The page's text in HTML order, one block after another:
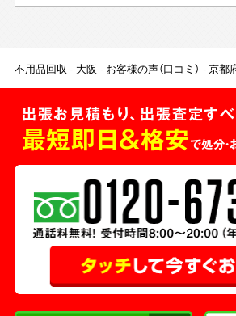
不用品回収 大阪 お客様の声（口コミ） 京都
出張お見積もり、出張査定す
最短即日＆格安で処分・